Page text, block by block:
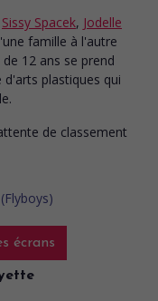
Sissy Spacek, Jodelle
famille à l'autre
12 ans se prend
plastiques qui
écrans